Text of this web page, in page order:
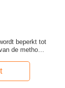
beperkt tot
de methode